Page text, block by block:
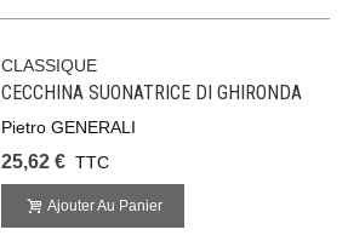
CLASSIQUE
CECCHINA SUONATRICE DI GHIRONDA
Pietro GENERALI
25,62 € TTC
Ajouter Au Panier